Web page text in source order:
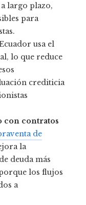
largo plazo,
para
usa el
lo que reduce
crediticia
con contratos
de
la
deuda más
los flujos
a